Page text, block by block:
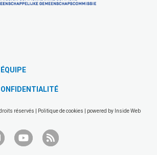
réservés | Politique de cookies | powered by Inside Web